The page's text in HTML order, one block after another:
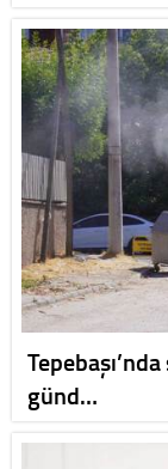
günd…